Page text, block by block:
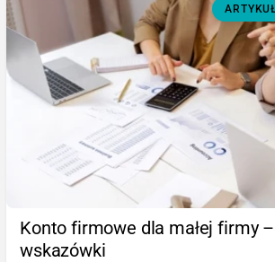
Konto firmowe dla małej firmy
wskazówki